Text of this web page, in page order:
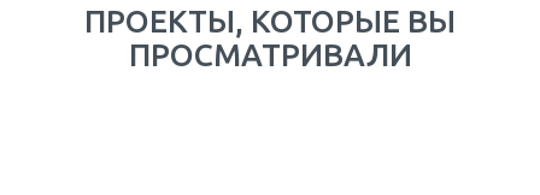
ПРОЕКТЫ, КОТОРЫЕ ВЫ
ПРОСМАТРИВАЛИ